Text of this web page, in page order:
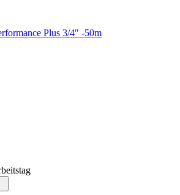
Plus 3/4" -50m